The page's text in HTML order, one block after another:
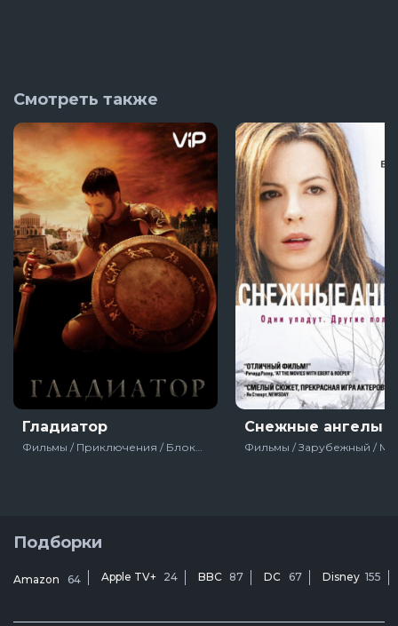
Смотреть также
Гладиатор Снежные ангелы
Подборки
Amazon 64 Apple TV+ 24 BBC 87 DC 67 Disney 155